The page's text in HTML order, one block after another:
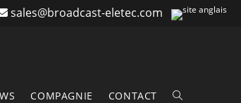
sales@broadcast-eletec.com
COMPAGNIE CONTACT Toggle